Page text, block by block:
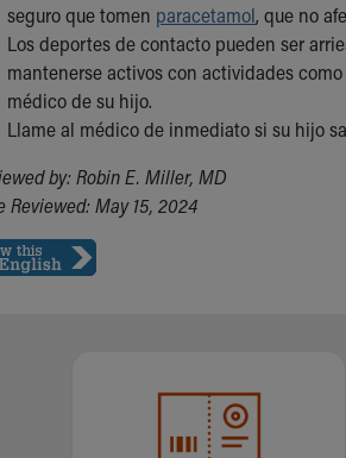
seguro que tomen paracetamol, que no
Los deportes de contacto pueden ser
mantenerse activos con actividades
médico de su hijo.
Llame al médico de inmediato si su hijo
by: Robin E. Miller, MD
Reviewed: May 15, 2024